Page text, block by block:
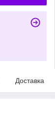
Доставка